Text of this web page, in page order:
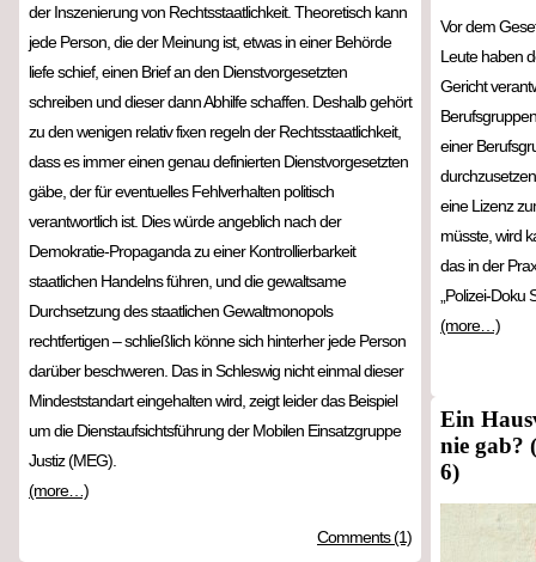
der Inszenierung von Rechtsstaatlichkeit. Theoretisch kann
jede Person, die der Meinung ist, etwas in einer Behörde
liefe schief, einen Brief an den Dienstvorgesetzten
schreiben und dieser dann Abhilfe schaffen. Deshalb gehört
zu den wenigen relativ fixen regeln der Rechtsstaatlichkeit,
dass es immer einen genau definierten Dienstvorgesetzten
gäbe, der für eventuelles Fehlverhalten politisch
verantwortlich ist. Dies würde angeblich nach der
Demokratie-Propaganda zu einer Kontrollierbarkeit
staatlichen Handelns führen, und die gewaltsame
Durchsetzung des staatlichen Gewaltmonopols
rechtfertigen – schließlich könne sich hinterher jede Person
darüber beschweren. Das in Schleswig nicht einmal dieser
Mindeststandart eingehalten wird, zeigt leider das Beispiel
um die Dienstaufsichtsführung der Mobilen Einsatzgruppe
Justiz (MEG).
(more…)
Comments (1)
Vor dem
Leute haben
Gericht
einer
eine Lizenz
müsste, wird
das in der
„Polizei-
(more…)
Ein
nie gab?
6)